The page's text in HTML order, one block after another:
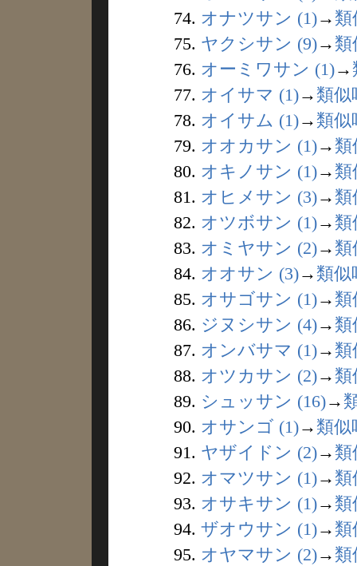
74. オナツサン (1)→ 類
75. ヤクシサン (9)→ 類
76. オーミワサン (1)→
77. オイサマ (1)→ 類似
78. オイサム (1)→ 類似
79. オオカサン (1)→ 類
80. オキノサン (1)→ 類
81. オヒメサン (3)→ 類
82. オツボサン (1)→ 類
83. オミヤサン (2)→ 類
84. オオサン (3)→ 類似
85. オサゴサン (1)→ 類
86. ジヌシサン (4)→ 類
87. オンバサマ (1)→ 類
88. オツカサン (2)→ 類
89. シュッサン (16)→
90. オサンゴ (1)→ 類似
91. ヤザイドン (2)→ 類
92. オマツサン (1)→ 類
93. オサキサン (1)→ 類
94. ザオウサン (1)→ 類
95. オヤマサン (2)→ 類